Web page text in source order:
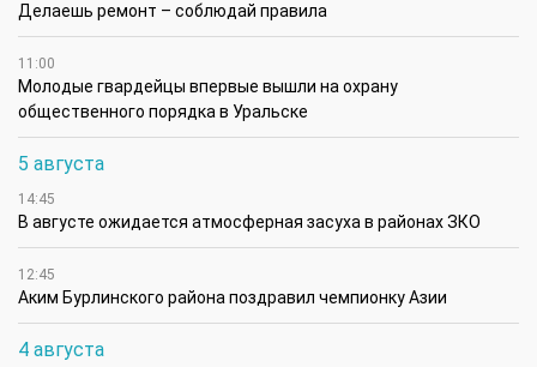
Делаешь ремонт – соблюдай правила
11:00
Молодые гвардейцы впервые вышли на охрану
общественного порядка в Уральске
5 августа
14:45
В августе ожидается атмосферная засуха в районах ЗКО
12:45
Аким Бурлинского района поздравил чемпионку Азии
4 августа